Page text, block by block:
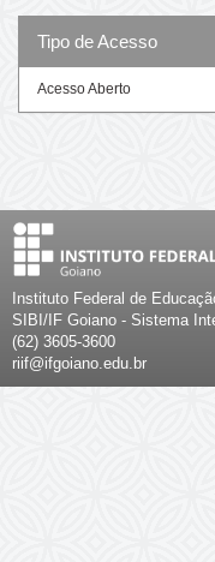
Tipo de Acesso
Acesso Aberto
Instituto Federal de
SIBI/IF Goiano - Sistema
(62) 3605-3600
riif@ifgoiano.edu.br